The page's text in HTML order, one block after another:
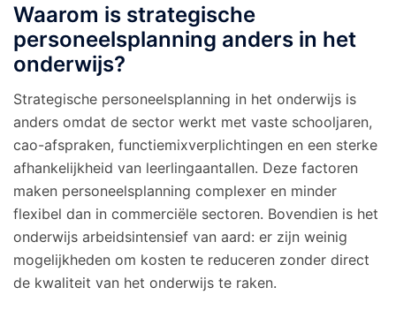
Waarom is strategische
personeelsplanning anders in het
onderwijs?
Strategische personeelsplanning in het onderwijs is
anders omdat de sector werkt met vaste schooljaren,
cao-afspraken, functiemixverplichtingen en een sterke
afhankelijkheid van leerlingaantallen. Deze factoren
maken personeelsplanning complexer en minder
flexibel dan in commerciële sectoren. Bovendien is het
onderwijs arbeidsintensief van aard: er zijn weinig
mogelijkheden om kosten te reduceren zonder direct
de kwaliteit van het onderwijs te raken.